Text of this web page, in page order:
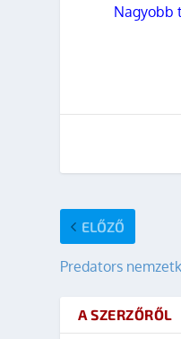
Nagyobb
ELŐZŐ
Predators
A SZERZŐRŐL